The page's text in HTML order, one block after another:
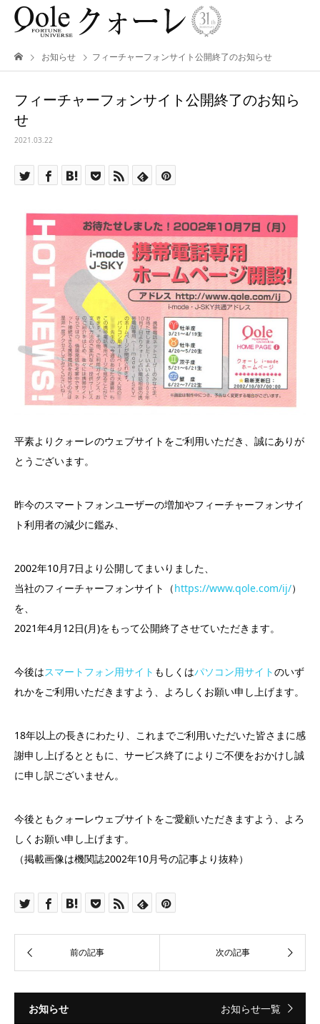
お知らせ フィーチャーフォンサイト公開終了のお知らせ
フィーチャーフォンサイト公開終了のお知ら
せ
2021.03.22
平素よりクォーレのウェブサイトをご利用いただき、誠にありが
とうございます。
昨今のスマートフォンユーザーの増加やフィーチャーフォンサイ
ト利用者の減少に鑑み、
2002年10月7日より公開してまいりました、
当社のフィーチャーフォンサイト（https://www.qole.com/ij/）
を、
2021年4月12日(月)をもって公開終了させていただきます。
今後はスマートフォン用サイト もしくはパソコン用サイトのいず
れかをご利用いただきますよう、よろしくお願い申し上げます。
18年以上の長きにわたり、これまでご利用いただいた皆さまに感
謝申し上げるとともに、サービス終了によりご不便をおかけし誠
に申し訳ございません。
今後ともクォーレウェブサイトをご愛顧いただきますよう、よろ
しくお願い申し上げます。
（掲載画像は機関誌2002年10月号の記事より抜粋）
お知らせ お知らせ一覧